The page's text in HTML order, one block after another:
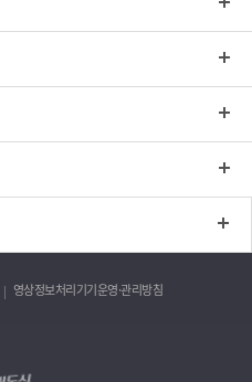
영상정보처리기기운영·관리방침